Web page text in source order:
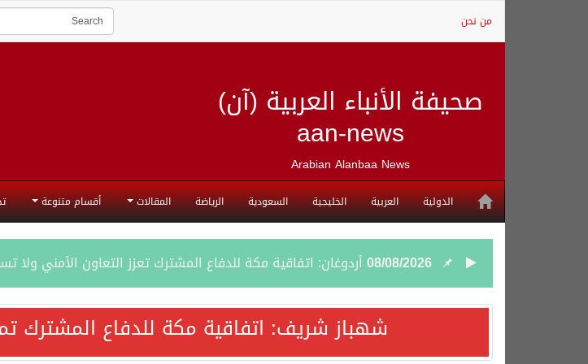
من نحن
صحيفة الأنباء العربية (آن)
aan-news
Arabian Alanbaa News
الدولية العربية الخليجية السعودية الرياضة المقالات أقسام متنوعة
08/08/2026 أردوغان: اتفاقية مكة للدفاع المشترك تعزز التعاون الأمني
08/08/2026سمو وزير الخارجية : اتفاقية مكة تعكس الإرادة السياسية
شهباز شريف: اتفاقية مكة للدفاع المشترك